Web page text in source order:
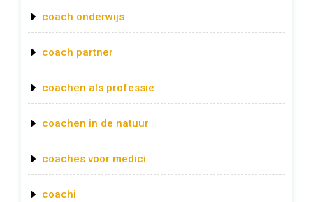
coach onderwijs
coach partner
coachen als professie
coachen in de natuur
coaches voor medici
coachi